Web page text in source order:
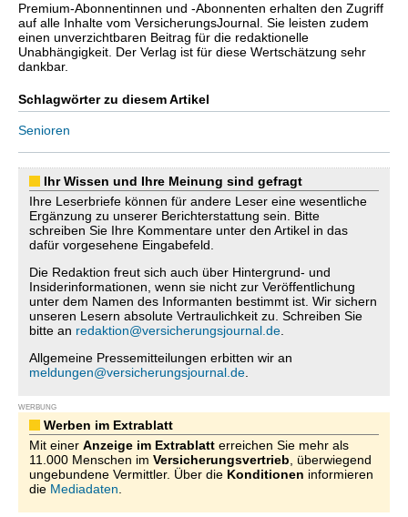
Premium-Abonnentinnen und -Abonnenten erhalten den Zugriff
auf alle Inhalte vom VersicherungsJournal. Sie leisten zudem
einen unverzichtbaren Beitrag für die redaktionelle
Unabhängigkeit. Der Verlag ist für diese Wertschätzung sehr
dankbar.
Schlagwörter zu diesem Artikel
Senioren
Ihr Wissen und Ihre Meinung sind gefragt
Ihre Leserbriefe können für andere Leser eine wesentliche
Ergänzung zu unserer Berichterstattung sein. Bitte
schreiben Sie Ihre Kommentare unter den Artikel in das
dafür vorgesehene Eingabefeld.
Die Redaktion freut sich auch über Hintergrund- und
Insiderinformationen, wenn sie nicht zur Veröffentlichung
unter dem Namen des Informanten bestimmt ist. Wir sichern
unseren Lesern absolute Vertraulichkeit zu. Schreiben Sie
bitte an redaktion@versicherungsjournal.de
Allgemeine Pressemitteilungen erbitten wir an
meldungen@versicherungsjournal.de
WERBUNG
Werben im Extrablatt
Mit einer Anzeige im Extrablatt erreichen Sie mehr als
11.000 Menschen im Versicherungsvertrieb , überwiegend
ungebundene Vermittler. Über die Konditionen informieren
die Mediadaten